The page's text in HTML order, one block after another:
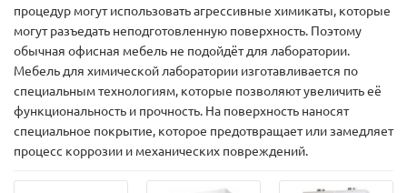
процедур могут использовать агрессивные химикаты, которые
могут разъедать неподготовленную поверхность. Поэтому
обычная офисная мебель не подойдёт для лаборатории.
Мебель для химической лаборатории изготавливается по
специальным технологиям, которые позволяют увеличить её
функциональность и прочность. На поверхность наносят
специальное покрытие, которое предотвращает или замедляет
процесс коррозии и механических повреждений.